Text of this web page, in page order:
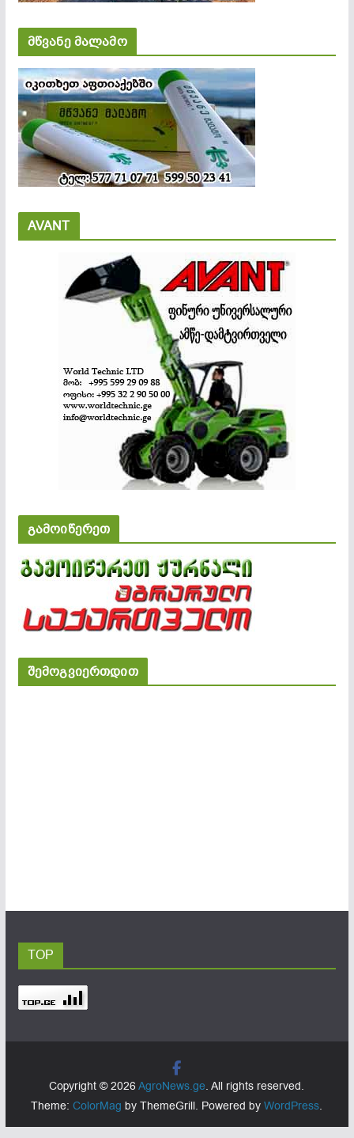
მწვანე მალამო
AVANT
გამოიწერეთ
შემოგვიერთდით
TOP
Copyright © 2026AgroNews.ge. All rights reserved.
Theme:ColorMag by ThemeGrill. Powered byWordPress.